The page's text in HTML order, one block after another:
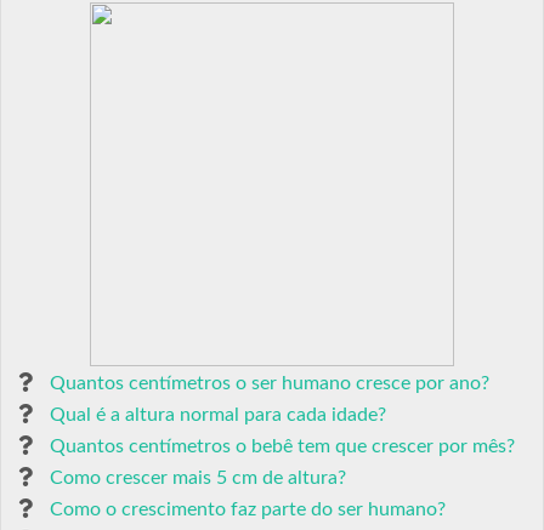
Quantos centímetros o ser humano cresce por ano?
Qual é a altura normal para cada idade?
Quantos centímetros o bebê tem que crescer por mês?
Como crescer mais 5 cm de altura?
Como o crescimento faz parte do ser humano?